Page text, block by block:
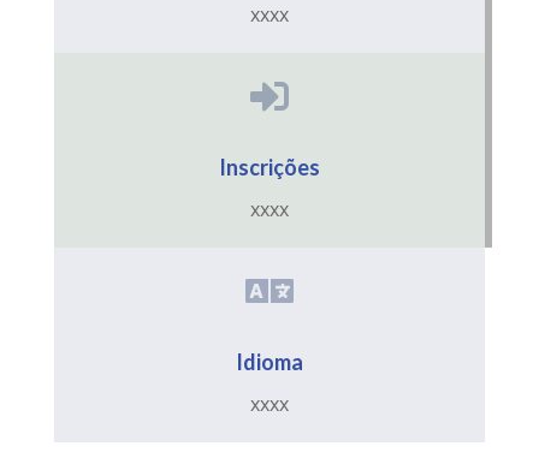
xxxx

Inscrições
xxxx

Idioma
xxxx